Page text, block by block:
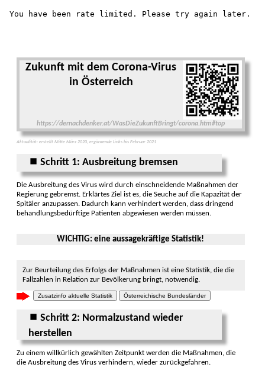
Zukunft mit dem Corona-Virus
in Österreich
https://dernachdenker.at/WasDieZukunftBringt/corona.htm#top
Aktualität: erstellt Mitte März 2020, ergänzende Links bis Februar 2021
⏹ Schritt 1: Ausbreitung bremsen
Die Ausbreitung des Virus wird durch ein­schneidende Maß­nahmen der
Re­gierung ge­bremst. Erklärtes Ziel ist es, die Seuche auf die Kapa­zität der
Spi­täler anzupassen. Dadurch kann verhindert werden, dass dringend
behand­lungs­bedürftige Patien­ten abgew­iesen werden müssen.
WICHTIG: eine aussagekräftige Statistik!
Zur Beurteilung des Erfolgs der Maßnahmen ist eine Sta­tistik, die die
Fall­zahlen in Re­lation zur Bevöl­ke­rung bringt, not­wendig.
Zusatzinfo aktuelle Statistik Österreichische Bundesländer
⏹ Schritt 2: Normalzustand wieder
herstellen
Zu einem willkürlich gewählten Zeitpunkt werden die Maß­nahmen, die
die Ausbrei­tung des Virus ver­hindern, wieder zurück­gefahren.